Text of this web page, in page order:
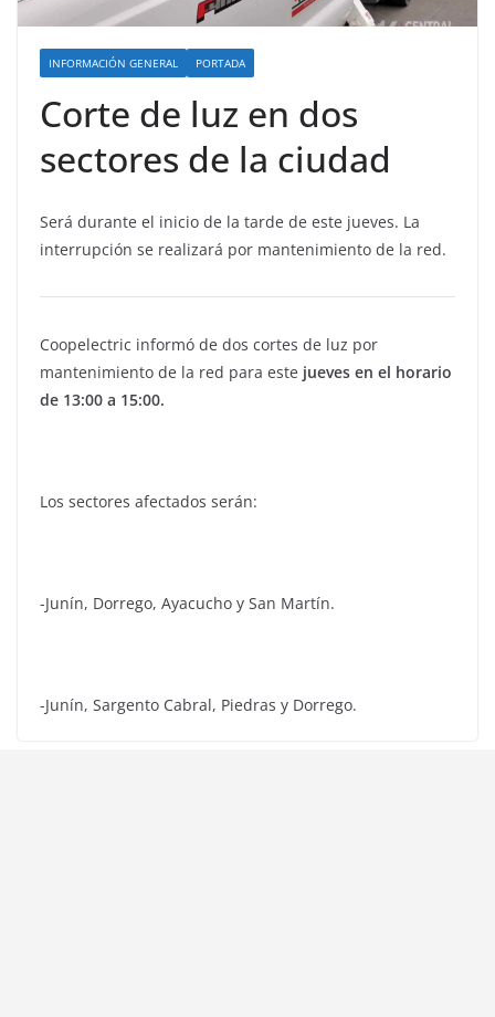
INFORMACIÓN GENERAL PORTADA
Corte de luz en dos
sectores de la ciudad
Será durante el inicio de la tarde de este jueves. La
interrupción se realizará por mantenimiento de la red.
Coopelectric informó de dos cortes de luz por
mantenimiento de la red para este jueves en el horario
de 13:00 a 15:00.
Los sectores afectados serán:
-Junín, Dorrego, Ayacucho y San Martín.
-Junín, Sargento Cabral, Piedras y Dorrego.